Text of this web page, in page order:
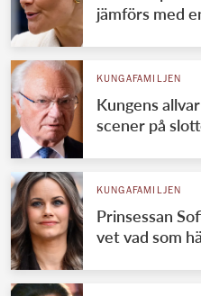
Brittiska
Danska
Spanska
Jordanska
Luxemburgska
Japanska
jämförs med
KUNGAFAMILJEN
Kungens
scener på
KUNGAFAMILJEN
Prinsessan
vet vad som